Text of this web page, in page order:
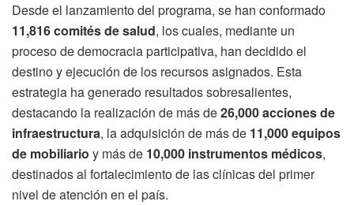
Desde el lanzamiento del programa, se han conformado
11,816 comités de salud, los cuales, mediante un
proceso de democracia participativa, han decidido el
destino y ejecución de los recursos asignados. Esta
estrategia ha generado resultados sobresalientes,
destacando la realización de más de26,000 acciones de
infraestructura, la adquisición de más de 11,000 equipos
de mobiliario y más de 10,000 instrumentos médicos,
destinados al fortalecimiento de las clínicas del primer
nivel de atención en el país.